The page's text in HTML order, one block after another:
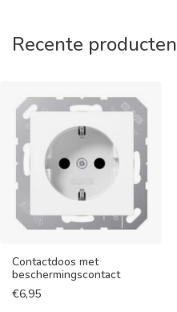
Recente producten
Contactdoos met
beschermingscontact
€6,95